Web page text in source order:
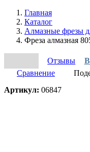
Главная
Каталог
Алмазные фрезы
Фреза алмазная
Отзывы
Сравнение
Артикул: 06847